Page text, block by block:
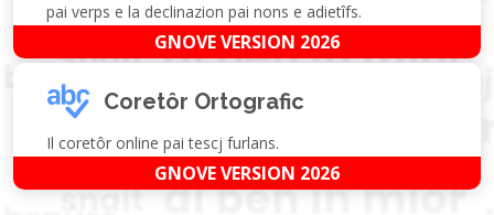
pai verps e la declinazion pai nons e adietîfs.
GNOVE VERSION 2026
Coretôr Ortografic
Il coretôr online pai tescj furlans.
GNOVE VERSION 2026